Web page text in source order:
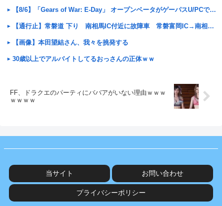
【8/6】「Gears of War: E-Day」 オープンベータがゲーパスU/PCで参加可能！お
【通行止】常磐道 下り 南相馬IC付近に故障車 常磐富岡IC→南相馬IC間が通行止
【画像】本田望結さん、我々を挑発する
30歳以上でアルバイトしてるおっさんの正体ｗｗ
FF、ドラクエのパーティにババアがいない理由ｗｗｗ
ｗｗｗｗ
当サイト お問い合わせ
プライバシーポリシー